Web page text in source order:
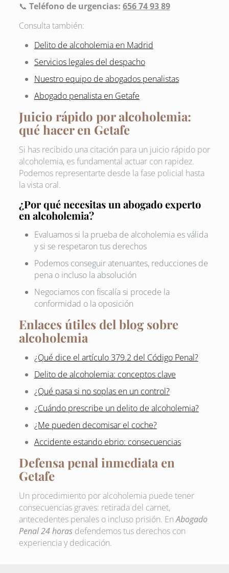
📞 Teléfono de urgencias: 656 74 93 89
Consulta también:
Delito de alcoholemia en Madrid
Servicios legales del despacho
Nuestro equipo de abogados penalistas
Abogado penalista en Getafe
Juicio rápido por alcoholemia:
qué hacer en Getafe
Si has recibido una citación para un juicio rápido por
alcoholemia, es fundamental actuar con rapidez.
Podemos representarte desde la fase policial hasta
la vista oral.
¿Por qué necesitas un abogado experto
en alcoholemia?
Evaluamos si la prueba de alcoholemia es válida
y si se respetaron tus derechos
Podemos conseguir atenuantes, reducciones de
pena o incluso la absolución
Negociamos con fiscalía si procede la
conformidad o la oposición
Enlaces útiles del blog sobre
alcoholemia
¿Qué dice el artículo 379.2 del Código Penal?
Delito de alcoholemia: conceptos clave
¿Qué pasa si no soplas en un control?
¿Cuándo prescribe un delito de alcoholemia?
¿Me pueden decomisar el coche?
Accidente estando ebrio: consecuencias
Defensa penal inmediata en
Getafe
Un procedimiento por alcoholemia puede tener
consecuencias graves: retirada del carnet,
antecedentes penales o incluso prisión. EnAbogado
Penal 24 horasdefendemos tus derechos con
experiencia y dedicación.